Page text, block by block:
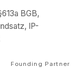
BGB,
IP-
Founding Partner